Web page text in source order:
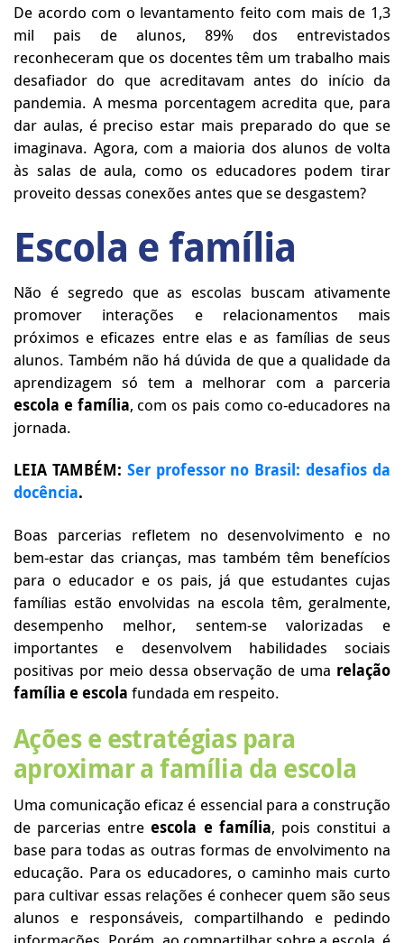
De acordo com o levantamento feito com mais de 1,3
mil pais de alunos, 89% dos entrevistados
reconheceram que os docentes têm um trabalho mais
desafiador do que acreditavam antes do início da
pandemia. A mesma porcentagem acredita que, para
dar aulas, é preciso estar mais preparado do que se
imaginava. Agora, com a maioria dos alunos de volta
às salas de aula, como os educadores podem tirar
proveito dessas conexões antes que se desgastem?
Escola e família
Não é segredo que as escolas buscam ativamente
promover interações e relacionamentos mais
próximos e eficazes entre elas e as famílias de seus
alunos. Também não há dúvida de que a qualidade da
aprendizagem só tem a melhorar com a parceria
escola e família, com os pais como co-educadores na
jornada.
LEIA TAMBÉM: Ser professor no Brasil: desafios da
docência.
Boas parcerias refletem no desenvolvimento e no
bem-estar das crianças, mas também têm benefícios
para o educador e os pais, já que estudantes cujas
famílias estão envolvidas na escola têm, geralmente,
desempenho melhor, sentem-se valorizadas e
importantes e desenvolvem habilidades sociais
positivas por meio dessa observação de uma relação
família e escola fundada em respeito.
Ações e estratégias para
aproximar a família da escola
Uma comunicação eficaz é essencial para a construção
de parcerias entreescola e família, pois constitui a
base para todas as outras formas de envolvimento na
educação. Para os educadores, o caminho mais curto
para cultivar essas relações é conhecer quem são seus
alunos e responsáveis, compartilhando e pedindo